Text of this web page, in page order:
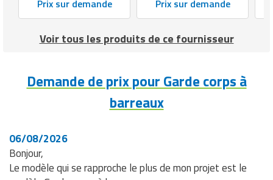
Prix sur demande
Prix sur demande
Voir tous les produits de ce fournisseur
Demande de prix pour Garde corps à
barreaux
06/08/2026
Bonjour,
Le modèle qui se rapproche le plus de mon projet est le